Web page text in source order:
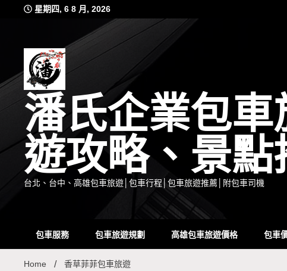
星期四, 6 8 月, 2026
潘氏企業包
遊攻略、景點
台北、台中、高雄包車旅遊│包車行程│包車旅遊推薦│附包車司機
包車服務 包車旅遊規劃 高雄包車旅遊價格 包車
Home 香草菲菲包車旅遊